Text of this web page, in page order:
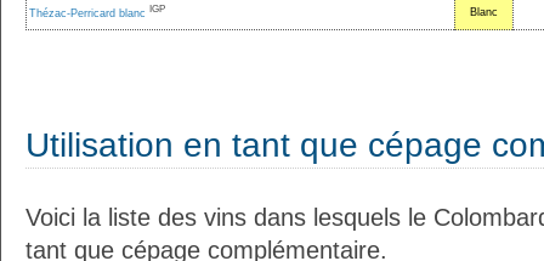
Thézac-Perricard blanc IGP Blanc
Utilisation en tant que cépage
Voici la liste des vins dans lesquels le
tant que cépage complémentaire.